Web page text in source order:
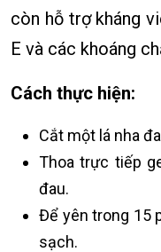
còn hỗ trợ kháng
E và các khoáng
Cách thực hiện:
Cắt một lá nha
Thoa trực tiếp
đau.
Để yên trong 15
sạch.